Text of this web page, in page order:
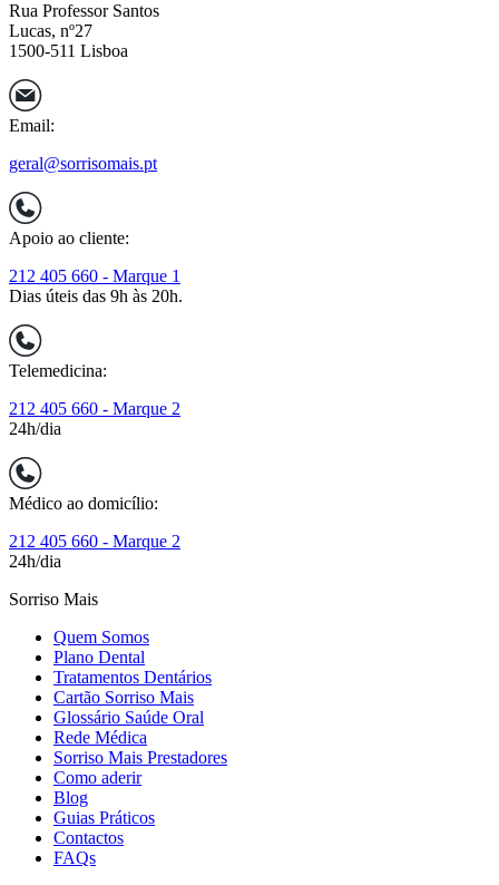
Rua Professor Santos
Lucas, nº27
1500-511 Lisboa
Email:
geral@sorrisomais.pt
Apoio ao cliente:
212 405 660 - Marque 1
Dias úteis das 9h às 20h.
Telemedicina:
212 405 660 - Marque 2
24h/dia
Médico ao domicílio:
212 405 660 - Marque 2
24h/dia
Sorriso Mais
Quem Somos
Plano Dental
Tratamentos Dentários
Cartão Sorriso Mais
Glossário Saúde Oral
Rede Médica
Sorriso Mais Prestadores
Como aderir
Blog
Guias Práticos
Contactos
FAQs